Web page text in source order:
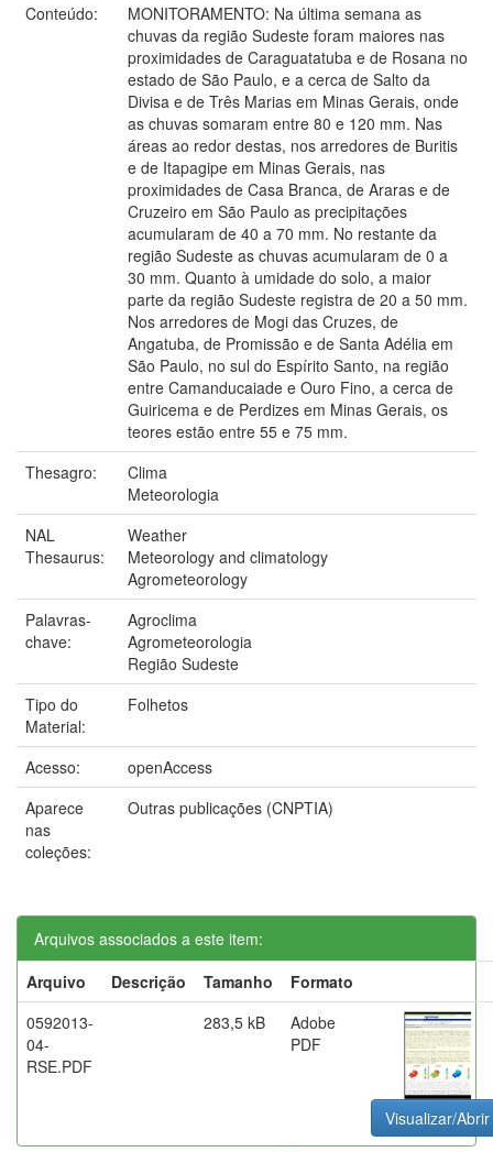
Conteúdo:
MONITORAMENTO: Na última semana as
chuvas da região Sudeste foram maiores nas
proximidades de Caraguatatuba e de Rosana no
estado de São Paulo, e a cerca de Salto da
Divisa e de Três Marias em Minas Gerais, onde
as chuvas somaram entre 80 e 120 mm. Nas
áreas ao redor destas, nos arredores de Buritis
e de Itapagipe em Minas Gerais, nas
proximidades de Casa Branca, de Araras e de
Cruzeiro em São Paulo as precipitações
acumularam de 40 a 70 mm. No restante da
região Sudeste as chuvas acumularam de 0 a
30 mm. Quanto à umidade do solo, a maior
parte da região Sudeste registra de 20 a 50 mm.
Nos arredores de Mogi das Cruzes, de
Angatuba, de Promissão e de Santa Adélia em
São Paulo, no sul do Espírito Santo, na região
entre Camanducaiade e Ouro Fino, a cerca de
Guiricema e de Perdizes em Minas Gerais, os
teores estão entre 55 e 75 mm.
Thesagro:
Clima
Meteorologia
NAL
Thesaurus:
Weather
Meteorology and climatology
Agrometeorology
Palavras-
chave:
Agroclima
Agrometeorologia
Região Sudeste
Tipo do
Material:
Folhetos
Acesso:
openAccess
Aparece
nas
coleções:
Outras publicações (CNPTIA)
Arquivos associados a este item:
Arquivo
Descrição Tamanho
Formato
0592013-
04-
RSE.PDF
283,5 kB
Adobe
PDF
Visualizar/Abrir